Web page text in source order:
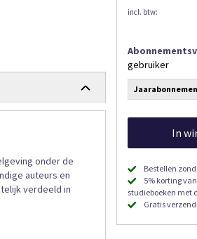
gebruiker
In
Bestellen
5% korting
studieboeken met
Gratis
onder de
auteurs en
verdeeld in